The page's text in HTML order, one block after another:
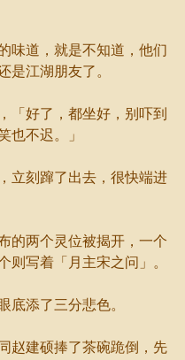
道，就是不知道，他们
是江湖朋友了。
好了，都坐好，别吓到
也不迟。」
刻蹿了出去，很快端进
两个灵位被揭开，一个
则写着「月主宋之问」。
添了三分悲色。
建硕捧了茶碗跪倒，先